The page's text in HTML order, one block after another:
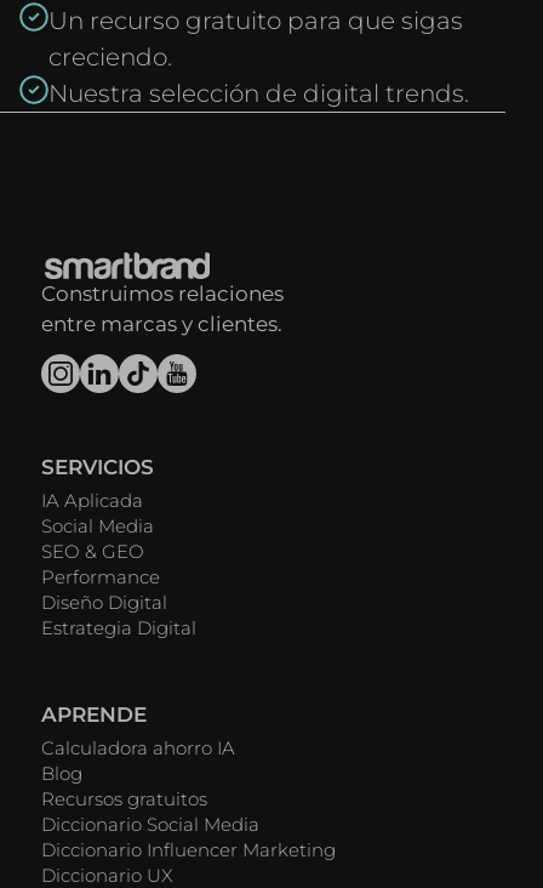
Un recurso gratuito para que sigas
creciendo.
Nuestra selección de digital trends.
Construimos relaciones
entre marcas y clientes.
SERVICIOS
IA Aplicada
Social Media
SEO & GEO
Performance
Diseño Digital
Estrategia Digital
APRENDE
Calculadora ahorro IA
Blog
Recursos gratuitos
Diccionario Social Media
Diccionario Influencer Marketing
Diccionario UX